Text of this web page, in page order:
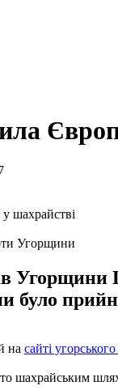
Угорщини
Угорщини
було
на сайті
шахрайським